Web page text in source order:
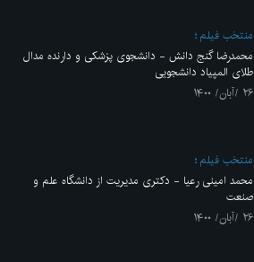
منتخب فیلم
محمدرضا گنج دانش - دانشجوی پزشکی و دارنده مدال
طلای المپیاد دانشجویی
۲۶ /آبان/ ۱۴۰۰
منتخب فیلم
محمد امینی رعیا - دکتری مدیریت از دانشگاه علم و
صنعت
۲۶ /آبان/ ۱۴۰۰